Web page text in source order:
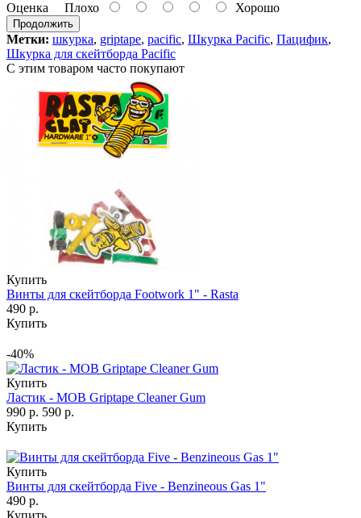
Оценка Плохо Хорошо
Продолжить
Метки: шкурка, griptape, pacific, Шкурка Pacific, Пацифик,
Шкурка для скейтборда Pacific
С этим товаром часто покупают
Купить
Винты для скейтборда Footwork 1" - Rasta
490 р.
Купить
-40%
Купить
Ластик - MOB Griptape Cleaner Gum
990 р. 590 р.
Купить
Купить
Винты для скейтборда Five - Benzineous Gas 1"
490 р.
Купить